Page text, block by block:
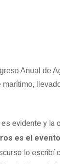
Anual de
evidente y la
es el
lo escribí